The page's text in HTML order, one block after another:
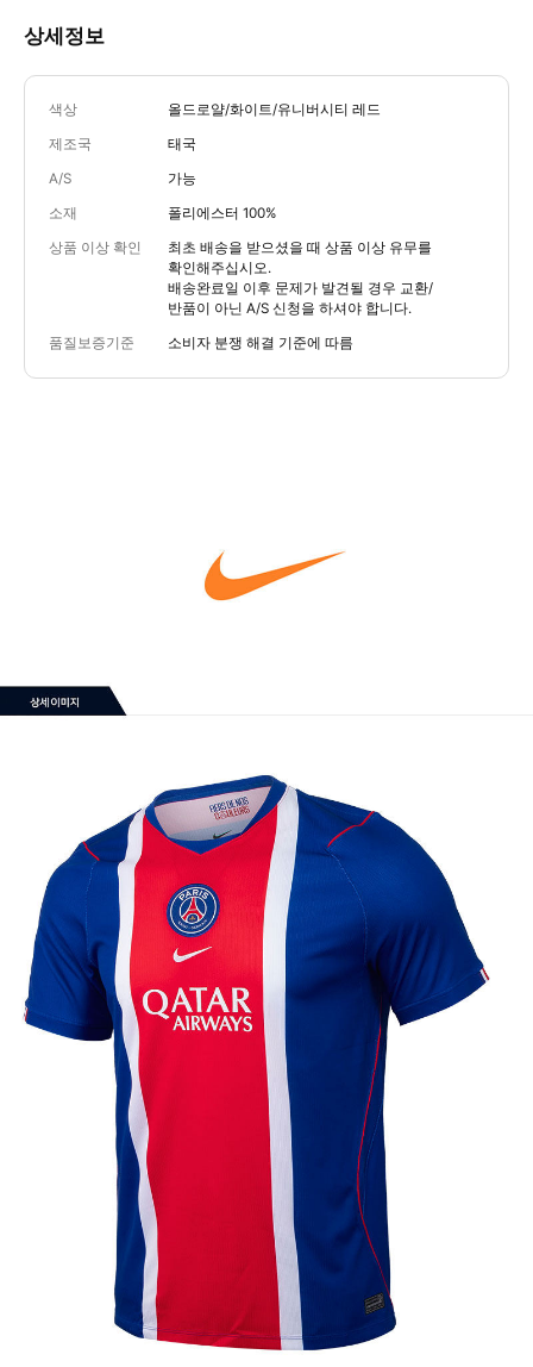
상세정보
색상 올드로얄/화이트/유니버시티 레드
제조국 태국
A/S 가능
소재 폴리에스터 100%
상품 이상 확인
최초 배송을 받으셨을 때 상품 이상 유무를
확인해주십시오.
배송완료일 이후 문제가 발견될 경우 교환/
반품이 아닌 A/S 신청을 하셔야 합니다.
품질보증기준 소비자 분쟁 해결 기준에 따름